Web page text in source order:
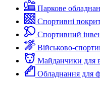
Паркове
Спортивні
Спортивний
Військово-
Майданчики для
Обладнання для